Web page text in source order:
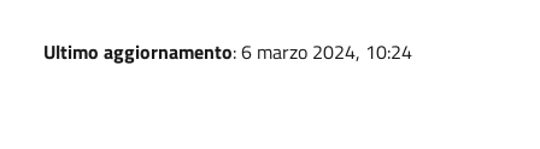
Ultimo aggiornamento: 6 marzo 2024, 10:24